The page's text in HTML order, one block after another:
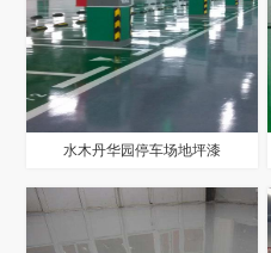
水木丹华园停车场地坪漆